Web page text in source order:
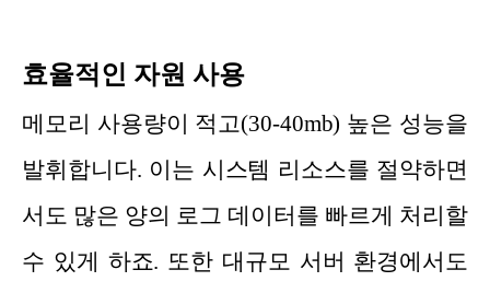
효율적인 자원 사용
메모리 사용량이 적고(30-40mb) 높은 성능을
발휘합니다. 이는 시스템 리소스를 절약하면
서도 많은 양의 로그 데이터를 빠르게 처리할
수 있게 하죠. 또한 대규모 서버 환경에서도